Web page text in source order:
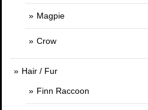
Magpie
Crow
Hair / Fur
Finn Raccoon